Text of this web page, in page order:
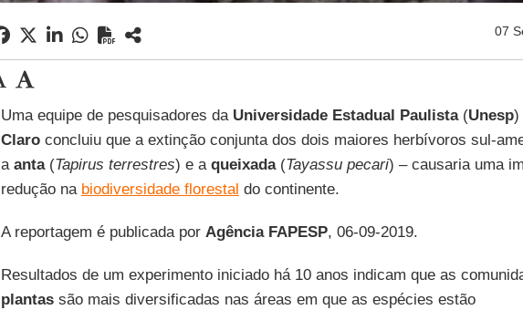
07
Uma equipe de pesquisadores da Universidade Estadual Paulista(Unesp)
Claroconcluiu que a extinção conjunta dos dois maiores herbívoros sul-
a anta(Tapirus terrestres) e a queixada(Tayassu pecari) – causaria uma
redução na biodiversidade florestal do continente.
A reportagem é publicada por Agência FAPESP, 06-09-2019.
Resultados de um experimento iniciado há 10 anos indicam que as
plantassão mais diversificadas nas áreas em que as espécies estão